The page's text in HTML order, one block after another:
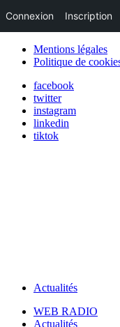
Mentions légales
Politique de
facebook
twitter
instagram
linkedin
tiktok
Actualités
WEB RADIO
Actualités
Connexion Inscription